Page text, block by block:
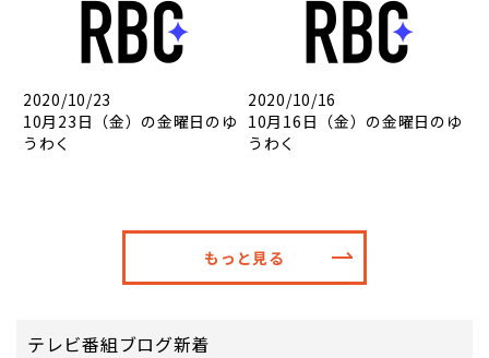
2020/10/23
10月23日（金）の金曜日のゆ
うわく
2020/10/16
10月16日（金）の金曜日のゆ
うわく
もっと見る
テレビ番組ブログ新着